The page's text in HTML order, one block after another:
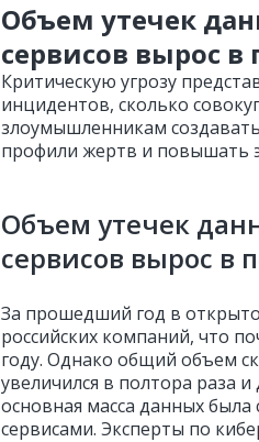
Объем утечек
сервисов вырос в
Критическую угрозу
инцидентов, сколько
злоумышленникам
профили жертв и повышать
Объем утечек
сервисов вырос в
За прошедший год в
российских компаний, что
году. Однако общий объем
увеличился в полтора раза
основная масса данных
сервисами. Эксперты по